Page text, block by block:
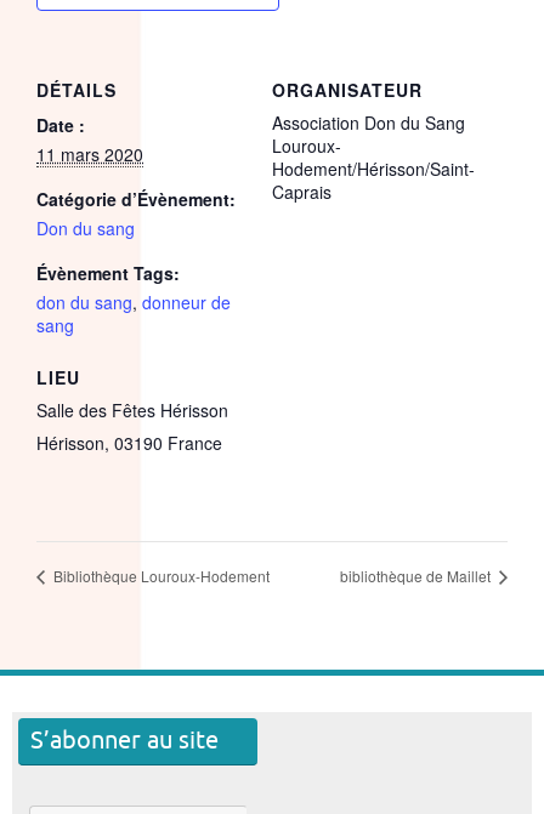
DÉTAILS
Date :
11 mars 2020
Catégorie d’Évènement:
Don du sang
Évènement Tags:
don du sang, donneur de
sang
LIEU
Salle des Fêtes Hérisson
Hérisson, 03190 France
ORGANISATEUR
Association Don du Sang
Louroux-
Hodement/Hérisson/Saint-
Caprais
Bibliothèque Louroux-Hodement bibliothèque de Maillet
S’abonner au site